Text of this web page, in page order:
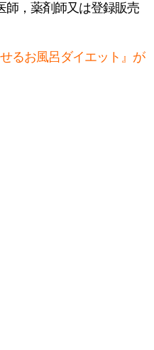
師，薬剤師又は登録販売
るお風呂ダイエット』が